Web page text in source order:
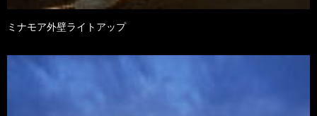
ミナモア外壁ライトアップ